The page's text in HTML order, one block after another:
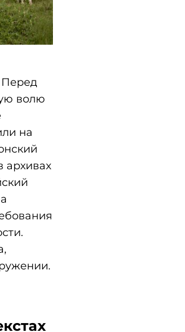
Перед
волю
на
архивах